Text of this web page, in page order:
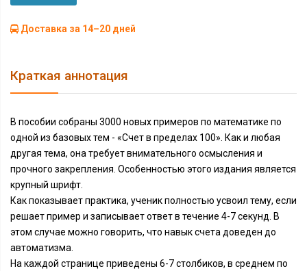
Доставка за 14–20 дней
Краткая аннотация
В пособии собраны 3000 новых примеров по математике по
одной из базовых тем - «Счет в пределах 100». Как и любая
другая тема, она требует внимательного осмысления и
прочного закрепления. Особенностью этого издания является
крупный шрифт.
Как показывает практика, ученик полностью усвоил тему, если
решает пример и записывает ответ в течение 4-7 секунд. В
этом случае можно говорить, что навык счета доведен до
автоматизма.
На каждой странице приведены 6-7 столбиков, в среднем по